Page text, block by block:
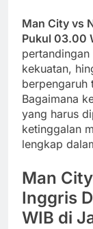
Man City vs
Pukul 03.00
kekuatan,
berpengaruh
Bagaimana
yang harus
ketinggalan
lengkap
Man
Inggris
WIB di